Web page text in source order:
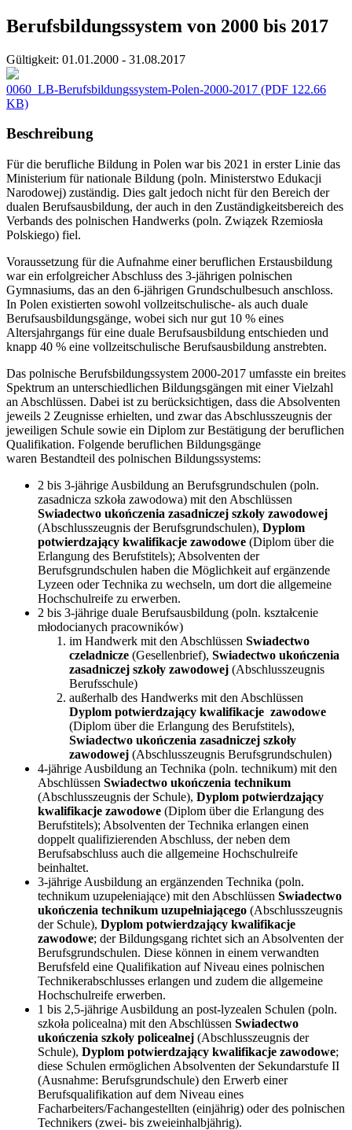
Berufsbildungssystem von 2000 bis 2017
Gültigkeit: 01.01.2000 - 31.08.2017
0060_LB-Berufsbildungssystem-Polen-2000-2017 (PDF 122.66
KB)
Beschreibung
Für die berufliche Bildung in Polen war bis 2021 in erster Linie das
Ministerium für nationale Bildung (poln. Ministerstwo Edukacji
Narodowej) zuständig. Dies galt jedoch nicht für den Bereich der
dualen Berufsausbildung, der auch in den Zuständigkeitsbereich des
Verbands des polnischen Handwerks (poln. Związek Rzemiosła
Polskiego) fiel.
Voraussetzung für die Aufnahme einer beruflichen Erstausbildung
war ein erfolgreicher Abschluss des 3-jährigen polnischen
Gymnasiums, das an den 6-jährigen Grundschulbesuch anschloss.
In Polen existierten sowohl vollzeitschulische- als auch duale
Berufsausbildungsgänge, wobei sich nur gut 10 % eines
Altersjahrgangs für eine duale Berufsausbildung entschieden und
knapp 40 % eine vollzeitschulische Berufsausbildung anstrebten.
Das polnische Berufsbildungssystem 2000-2017 umfasste ein breites
Spektrum an unterschiedlichen Bildungsgängen mit einer Vielzahl
an Abschlüssen. Dabei ist zu berücksichtigen, dass die Absolventen
jeweils 2 Zeugnisse erhielten, und zwar das Abschlusszeugnis der
jeweiligen Schule sowie ein Diplom zur Bestätigung der beruflichen
Qualifikation. Folgende beruflichen Bildungsgänge
waren Bestandteil des polnischen Bildungssystems:
2 bis 3-jährige Ausbildung an Berufsgrundschulen (poln.
zasadnicza szkoła zawodowa) mit den Abschlüssen
Swiadectwo ukończenia zasadniczej szkoły zawodowej
(Abschlusszeugnis der Berufsgrundschulen), Dyplom
potwierdzający kwalifikacje zawodowe (Diplom über die
Erlangung des Berufstitels); Absolventen der
Berufsgrundschulen haben die Möglichkeit auf ergänzende
Lyzeen oder Technika zu wechseln, um dort die allgemeine
Hochschulreife zu erwerben.
2 bis 3-jährige duale Berufsausbildung (poln. kształcenie
młodocianych pracowników)
im Handwerk mit den Abschlüssen Swiadectwo
czeladnicze (Gesellenbrief), Swiadectwo ukończenia
zasadniczej szkoły zawodowej (Abschlusszeugnis
Berufsschule)
außerhalb des Handwerks mit den Abschlüssen
Dyplom potwierdzający kwalifikacje zawodowe
(Diplom über die Erlangung des Berufstitels),
Swiadectwo ukończenia zasadniczej szkoły
zawodowej (Abschlusszeugnis Berufsgrundschulen)
4-jährige Ausbildung an Technika (poln. technikum) mit den
Abschlüssen Swiadectwo ukończenia technikum
(Abschlusszeugnis der Schule), Dyplom potwierdzający
kwalifikacje zawodowe (Diplom über die Erlangung des
Berufstitels); Absolventen der Technika erlangen einen
doppelt qualifizierenden Abschluss, der neben dem
Berufsabschluss auch die allgemeine Hochschulreife
beinhaltet.
3-jährige Ausbildung an ergänzenden Technika (poln.
technikum uzupełeniające) mit den Abschlüssen Swiadectwo
ukończenia technikum uzupełniającego (Abschlusszeugnis
der Schule), Dyplom potwierdzający kwalifikacje
zawodowe; der Bildungsgang richtet sich an Absolventen der
Berufsgrundschulen. Diese können in einem verwandten
Berufsfeld eine Qualifikation auf Niveau eines polnischen
Technikerabschlusses erlangen und zudem die allgemeine
Hochschulreife erwerben.
1 bis 2,5-jährige Ausbildung an post-lyzealen Schulen (poln.
szkoła policealna) mit den Abschlüssen Swiadectwo
ukończenia szkoły policealnej (Abschlusszeugnis der
Schule), Dyplom potwierdzający kwalifikacje zawodowe;
diese Schulen ermöglichen Absolventen der Sekundarstufe II
(Ausnahme: Berufsgrundschule) den Erwerb einer
Berufsqualifikation auf dem Niveau eines
Facharbeiters/Fachangestellten (einjährig) oder des polnischen
Technikers (zwei- bis zweieinhalbjährig).